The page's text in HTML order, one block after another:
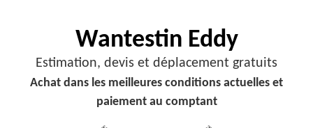
Wantestin Eddy
Estimation, devis et déplacement gratuits
Achat dans les meilleures conditions actuelles et
paiement au comptant